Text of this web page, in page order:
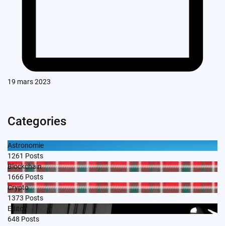
19 mars 2023
Categories
Astronomie
1261 Posts
Blockchain
1666 Posts
Crypto
1373 Posts
Edito
648 Posts